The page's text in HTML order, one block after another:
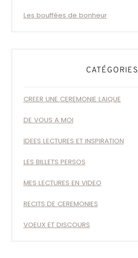
Les bouffées de bonheur
CATÉGORIES
CREER UNE CEREMONIE LAIQUE
DE VOUS A MOI
IDEES LECTURES ET INSPIRATION
LES BILLETS PERSOS
MES LECTURES EN VIDEO
RECITS DE CEREMONIES
VOEUX ET DISCOURS